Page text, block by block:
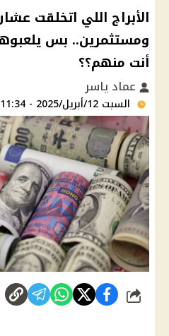
الأبراج اللي اتخلقت
ومستثمرين.. بس
أنت منهم؟؟
عماد ياسر
السبت 12/أبريل/2025 - 11:34 م
شارك